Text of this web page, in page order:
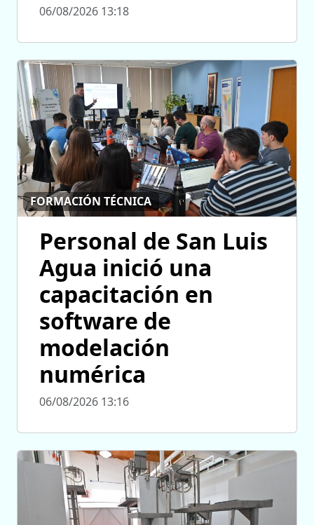
06/08/2026 13:18
FORMACIÓN TÉCNICA
Personal de San Luis
Agua inició una
capacitación en
software de
modelación
numérica
06/08/2026 13:16